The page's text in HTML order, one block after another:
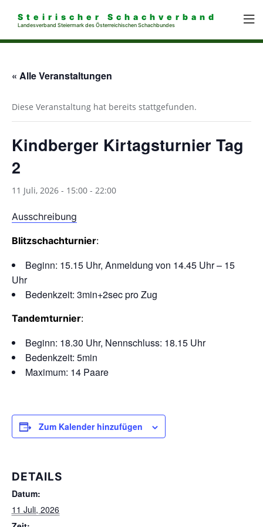
Steirischer Schachverband
Landesverband Steiermark des Österreichischen Schachbundes
« Alle Veranstaltungen
Diese Veranstaltung hat bereits stattgefunden.
Kindberger Kirtagsturnier Tag
2
11 Juli, 2026 - 15:00 - 22:00
Ausschreibung
Blitzschachturnier:
Beginn: 15.15 Uhr, Anmeldung von 14.45 Uhr – 15
Uhr
Bedenkzeit: 3min+2sec pro Zug
Tandemturnier:
Beginn: 18.30 Uhr, Nennschluss: 18.15 Uhr
Bedenkzeit: 5min
Maximum: 14 Paare
Zum Kalender hinzufügen
DETAILS
Datum:
11 Juli, 2026